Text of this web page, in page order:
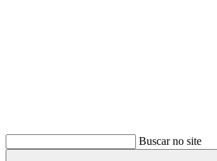
Buscar no site